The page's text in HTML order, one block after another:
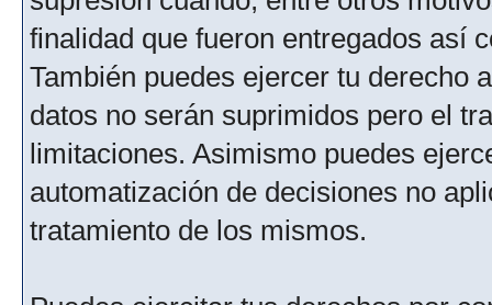
finalidad que fueron entregados así
También puedes ejercer tu derecho
datos no serán suprimidos pero el
limitaciones. Asimismo puedes
automatización de decisiones no
tratamiento de los mismos.